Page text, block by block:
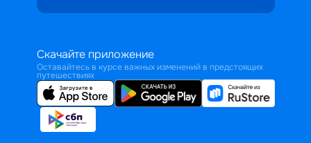
Скачайте приложение
Оставайтесь в курсе важных изменений в предстоящих
путешествиях